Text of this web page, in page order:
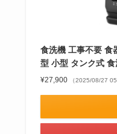
食洗機 工事不要 食
型 小型 タンク式
¥27,900 （2025/08/27